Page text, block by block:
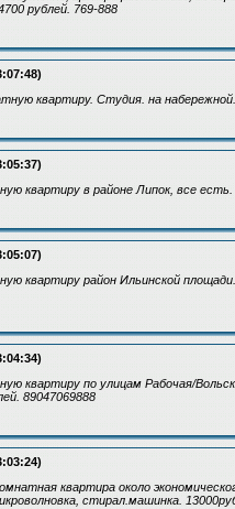
рублей. 769-888
квартиру. Студия. на
квартиру в районе Липок, все
квартиру район Ильинской
квартиру по улицам Рабочая/
89047069888
квартира около
стирал.машинка.